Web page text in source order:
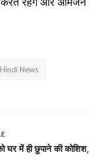
News
में ही छुपाने की कोशिश,